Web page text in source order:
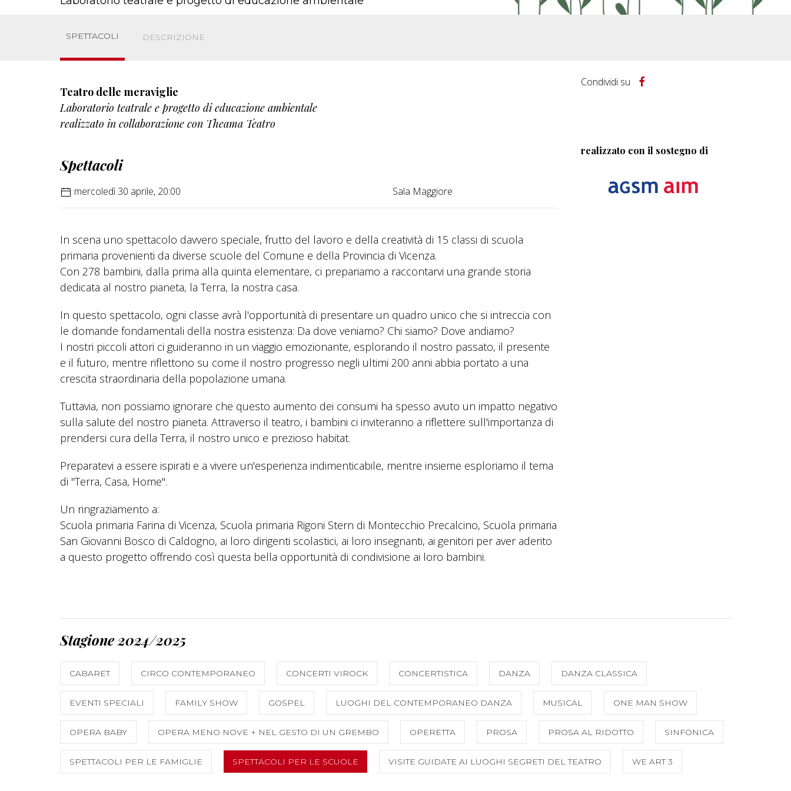
SPETTACOLI DESCRIZIONE
Teatro delle meraviglie
Laboratorio teatrale e progetto di educazione ambientale
realizzato in collaborazione con Theama Teatro
Spettacoli
mercoledì 30 aprile, 20:00 Sala Maggiore
In scena uno spettacolo davvero speciale, frutto del lavoro e della creatività di 15 classi di scuola
primaria provenienti da diverse scuole del Comune e della Provincia di Vicenza.
Con 278 bambini, dalla prima alla quinta elementare, ci prepariamo a raccontarvi una grande storia
dedicata al nostro pianeta, la Terra, la nostra casa.
In questo spettacolo, ogni classe avrà l'opportunità di presentare un quadro unico che si intreccia con
le domande fondamentali della nostra esistenza: Da dove veniamo? Chi siamo? Dove andiamo?
I nostri piccoli attori ci guideranno in un viaggio emozionante, esplorando il nostro passato, il presente
e il futuro, mentre riflettono su come il nostro progresso negli ultimi 200 anni abbia portato a una
crescita straordinaria della popolazione umana.
Tuttavia, non possiamo ignorare che questo aumento dei consumi ha spesso avuto un impatto negativo
sulla salute del nostro pianeta. Attraverso il teatro, i bambini ci inviteranno a riflettere sull'importanza di
prendersi cura della Terra, il nostro unico e prezioso habitat.
Preparatevi a essere ispirati e a vivere un'esperienza indimenticabile, mentre insieme esploriamo il tema
di "Terra, Casa, Home".
Un ringraziamento a:
Scuola primaria Farina di Vicenza, Scuola primaria Rigoni Stern di Montecchio Precalcino, Scuola primaria
San Giovanni Bosco di Caldogno, ai loro dirigenti scolastici, ai loro insegnanti, ai genitori per aver aderito
a questo progetto offrendo così questa bella opportunità di condivisione ai loro bambini.
Condividi su
realizzato con il sostegno di
Stagione 2024/2025
CABARET CIRCO CONTEMPORANEO CONCERTI VIROCK CONCERTISTICA DANZA DANZA CLASSICA
EVENTI SPECIALI FAMILY SHOW GOSPEL LUOGHI DEL CONTEMPORANEO DANZA MUSICAL ONE MAN SHOW
OPERA BABY OPERA MENO NOVE + NEL GESTO DI UN GREMBO OPERETTA PROSA PROSA AL RIDOTTO SINFONICA
SPETTACOLI PER LE FAMIGLIE SPETTACOLI PER LE SCUOLE VISITE GUIDATE AI LUOGHI SEGRETI DEL TEATRO WE ART 3